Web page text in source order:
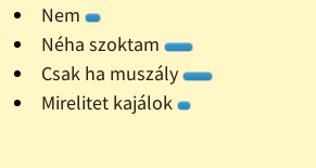
Nem
Néha szoktam
Csak ha muszály
Mirelitet kajálok